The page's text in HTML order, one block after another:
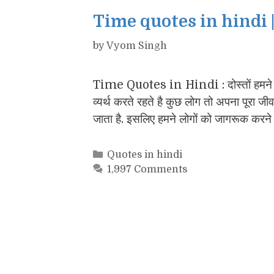
Time quotes in hindi
byVyom Singh
Time Quotes in Hindi : दोस्तों हमने
व्यर्थ करते रहते है कुछ लोग तो अपना पूरा
जाता है. इसलिए हमने लोगों को जागरूक
Categories
Quotes in hindi
1,997 Comments